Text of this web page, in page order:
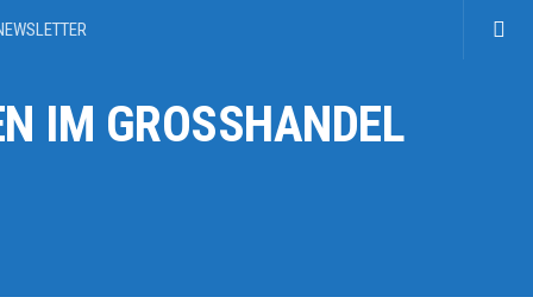
IM GROSSHANDEL